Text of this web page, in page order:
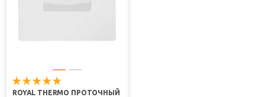
ROYAL THERMO ПРОТОЧНЫЙ